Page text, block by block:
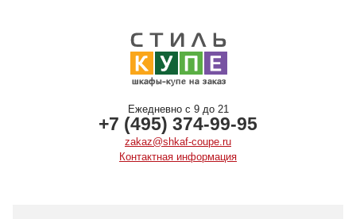
Ежедневно с 9 до 21
+7 (495) 374-99-95
zakaz@shkaf-coupe.ru
Контактная информация